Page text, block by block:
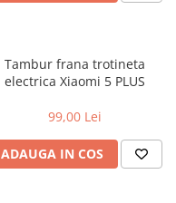
Tambur frana trotineta
electrica Xiaomi 5 PLUS
99,00 Lei
ADAUGA IN COS